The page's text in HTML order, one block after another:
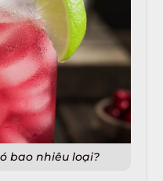
bao nhiêu loại?